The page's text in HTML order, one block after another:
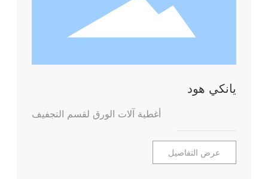
يانكي هود
أغطية آلات الورق لقسم التجفيف
عرض التفاصيل